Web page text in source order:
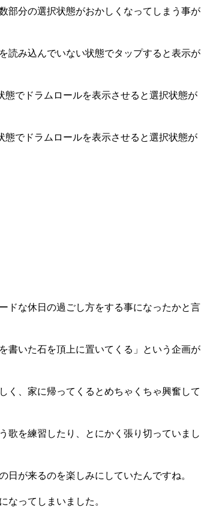
部分の選択状態がおかしくなってしまう事が
読み込んでいない状態でタップすると表示が
でドラムロールを表示させると選択状態が
でドラムロールを表示させると選択状態が
ドな休日の過ごし方をする事になったかと言
書いた石を頂上に置いてくる」という企画が
く、家に帰ってくるとめちゃくちゃ興奮して
歌を練習したり、とにかく張り切っていまし
が来るのを楽しみにしていたんですね。
なってしまいました。